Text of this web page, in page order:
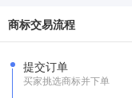
商标交易流程
提交订单
买家挑选商标并下单